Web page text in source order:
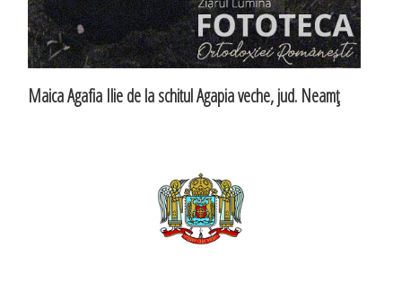
Maica Agafia Ilie de la schitul Agapia veche, jud. Neamţ